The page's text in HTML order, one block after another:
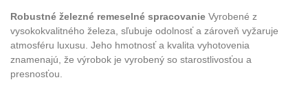
Robustné železné remeselné spracovanie Vyrobené z
vysokokvalitného železa, sľubuje odolnosť a zároveň vyžaruje
atmosféru luxusu. Jeho hmotnosť a kvalita vyhotovenia
znamenajú, že výrobok je vyrobený so starostlivosťou a
presnosťou.